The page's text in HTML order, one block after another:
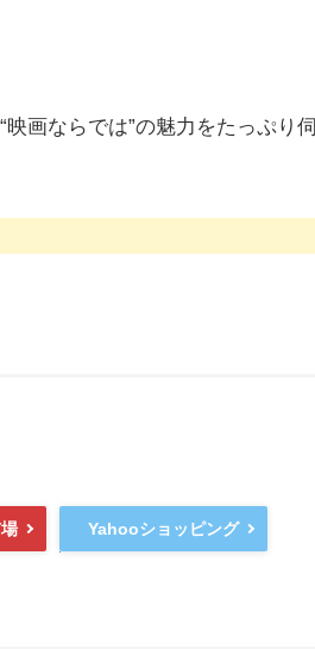
画ならでは”の魅力をたっぷり伺
Yahooショッピング